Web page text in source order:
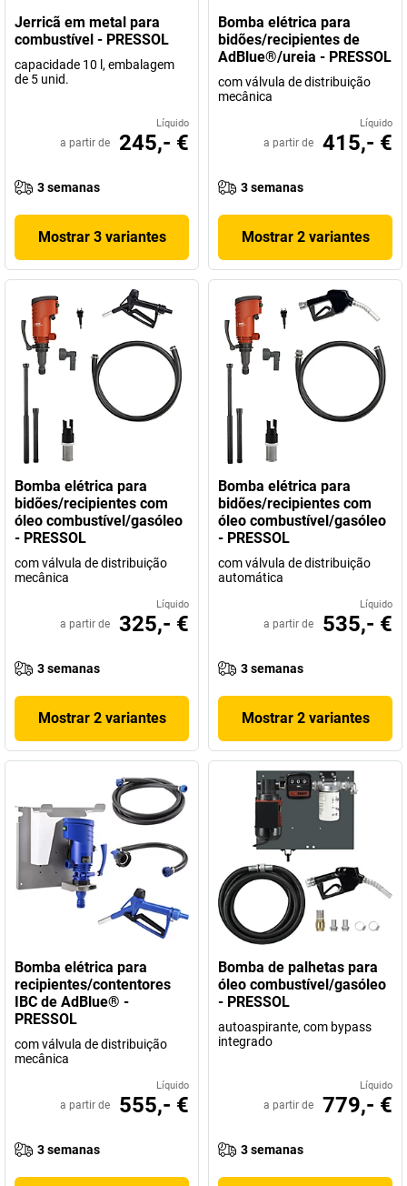
Jerricã em metal para
combustível - PRESSOL
capacidade 10 l, embalagem
de 5 unid.
Líquido
a partir de 245,- €
3 semanas
Mostrar 3 variantes
Bomba elétrica para
bidões/recipientes de
AdBlue®/ureia - PRESSOL
com válvula de distribuição
mecânica
Líquido
a partir de 415,- €
3 semanas
Mostrar 2 variantes
Bomba elétrica para
bidões/recipientes com
óleo combustível/gasóleo
- PRESSOL
com válvula de distribuição
mecânica
Líquido
a partir de 325,- €
3 semanas
Mostrar 2 variantes
Bomba elétrica para
bidões/recipientes com
óleo combustível/gasóleo
- PRESSOL
com válvula de distribuição
automática
Líquido
a partir de 535,- €
3 semanas
Mostrar 2 variantes
Bomba elétrica para
recipientes/contentores
IBC de AdBlue® -
PRESSOL
com válvula de distribuição
mecânica
Líquido
a partir de 555,- €
3 semanas
Bomba de palhetas para
óleo combustível/gasóleo
- PRESSOL
autoaspirante, com bypass
integrado
Líquido
a partir de 779,- €
3 semanas